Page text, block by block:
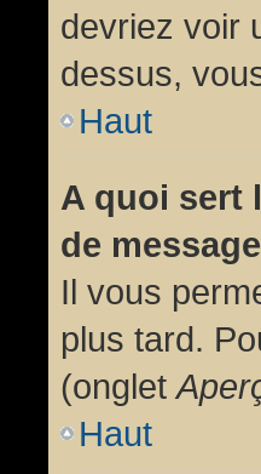
devriez voir
dessus,
Haut
A quoi sert
de
Il vous
plus tard.
(onglet
Haut